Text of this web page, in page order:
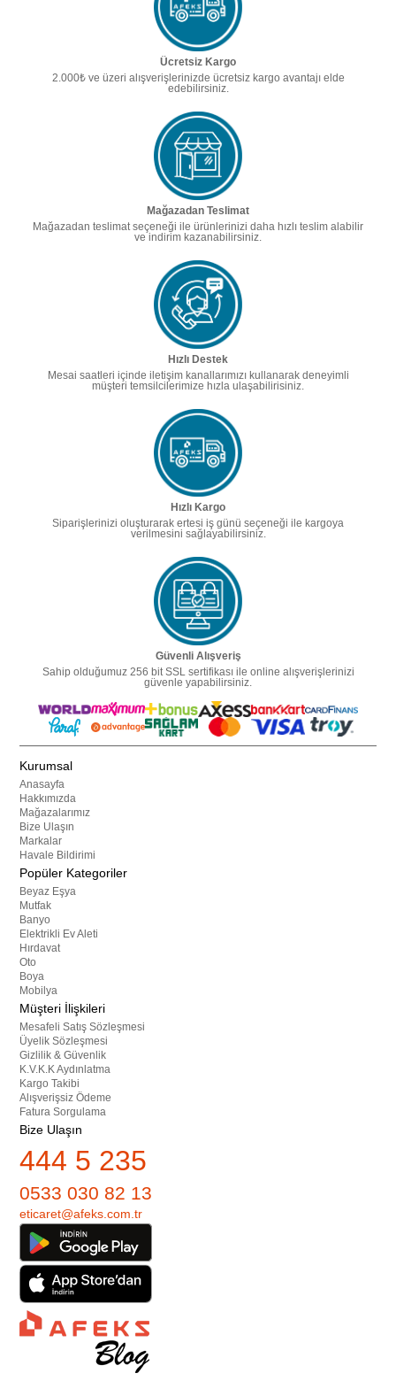
Ücretsiz Kargo
2.000₺ ve üzeri alışverişlerinizde ücretsiz kargo avantajı elde
edebilirsiniz.
Mağazadan Teslimat
Mağazadan teslimat seçeneği ile ürünlerinizi daha hızlı teslim alabilir
ve indirim kazanabilirsiniz.
Hızlı Destek
Mesai saatleri içinde iletişim kanallarımızı kullanarak deneyimli
müşteri temsilcilerimize hızla ulaşabilirisiniz.
Hızlı Kargo
Siparişlerinizi oluşturarak ertesi iş günü seçeneği ile kargoya
verilmesini sağlayabilirsiniz.
Güvenli Alışveriş
Sahip olduğumuz 256 bit SSL sertifikası ile online alışverişlerinizi
güvenle yapabilirsiniz.
Kurumsal
Anasayfa
Hakkımızda
Mağazalarımız
Bize Ulaşın
Markalar
Havale Bildirimi
Popüler Kategoriler
Beyaz Eşya
Mutfak
Banyo
Elektrikli Ev Aleti
Hırdavat
Oto
Boya
Mobilya
Müşteri İlişkileri
Mesafeli Satış Sözleşmesi
Üyelik Sözleşmesi
Gizlilik & Güvenlik
K.V.K.K Aydınlatma
Kargo Takibi
Alışverişsiz Ödeme
Fatura Sorgulama
Bize Ulaşın
444 5 235
0533 030 82 13
eticaret@afeks.com.tr